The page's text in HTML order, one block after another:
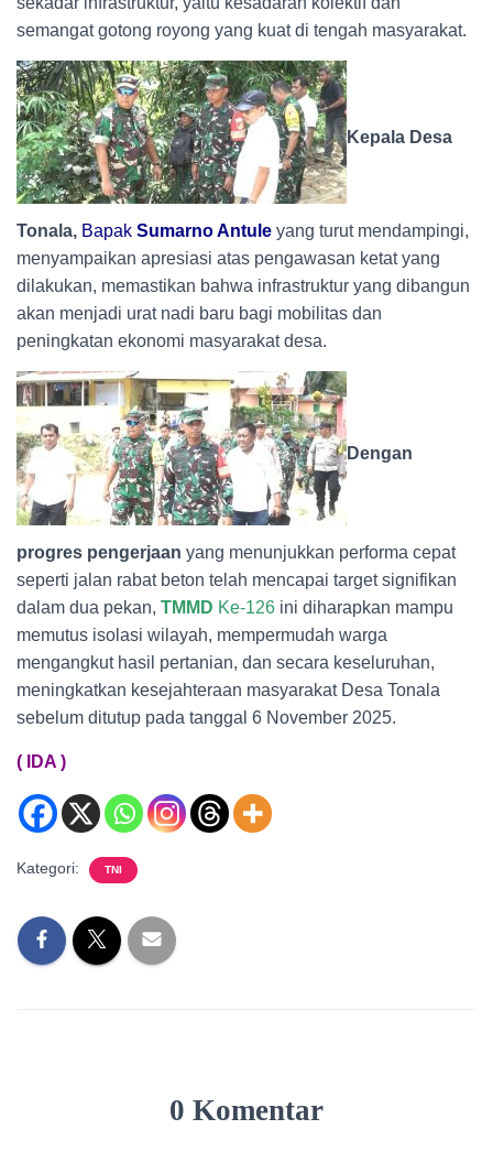
semangat gotong royong yang kuat di tengah masyarakat.
Kepala Desa
Tonala, Bapak Sumarno Antule yang turut mendampingi,
menyampaikan apresiasi atas pengawasan ketat yang
dilakukan, memastikan bahwa infrastruktur yang dibangun
akan menjadi urat nadi baru bagi mobilitas dan
peningkatan ekonomi masyarakat desa.
Dengan
progres pengerjaan yang menunjukkan performa cepat
seperti jalan rabat beton telah mencapai target signifikan
dalam dua pekan, TMMD Ke-126 ini diharapkan mampu
memutus isolasi wilayah, mempermudah warga
mengangkut hasil pertanian, dan secara keseluruhan,
meningkatkan kesejahteraan masyarakat Desa Tonala
sebelum ditutup pada tanggal 6 November 2025.
( IDA )
Kategori: TNI
0 Komentar